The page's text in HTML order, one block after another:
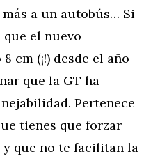
más a un autobús… Si
el nuevo
cm (¡!) desde el año
que la GT ha
Pertenece
tienes que forzar
que no te facilitan la